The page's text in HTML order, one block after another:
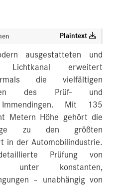
Plaintext
ausgestatteten und
Lichtkanal erweitert
die vielfältigen
des Prüf- und
Immendingen. Mit 135
Metern Höhe gehört die
zu den größten
in der Automobilindustrie.
Prüfung von
unter konstanten,
– unabhängig von